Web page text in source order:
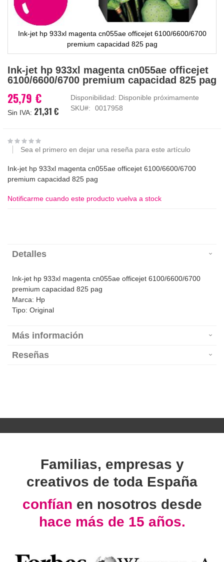
Ink-jet hp 933xl magenta cn055ae officejet 6100/6600/6700
premium capacidad 825 pag
al
comienzo
la
galería
Ink-jet hp 933xl magenta cn055ae officejet
6100/6600/6700 premium capacidad 825 pag
25,79 €
21,31 €
Disponibilidad: Disponible próximamente
SKU
0017958
Sea el primero en dejar una reseña para este artículo
Ink-jet hp 933xl magenta cn055ae officejet 6100/6600/6700
premium capacidad 825 pag
Notificarme cuando este producto vuelva a stock
Detalles
Ink-jet hp 933xl magenta cn055ae officejet 6100/6600/6700
premium capacidad 825 pag
Marca: Hp
Tipo: Original
Más información
Reseñas
Familias, empresas y
creativos de toda España
confían en nosotros desde
hace más de 15 años.